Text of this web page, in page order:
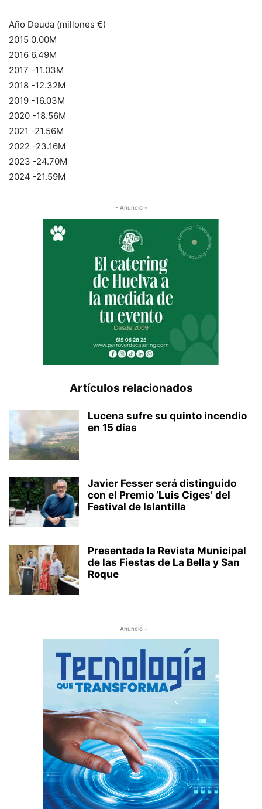
Año Deuda (millones €)
2015 0.00M
2016 6.49M
2017 -11.03M
2018 -12.32M
2019 -16.03M
2020 -18.56M
2021 -21.56M
2022 -23.16M
2023 -24.70M
2024 -21.59M
- Anuncio -
Artículos relacionados
Lucena sufre su quinto incendio
en 15 días
Javier Fesser será distinguido
con el Premio ‘Luis Ciges’ del
Festival de Islantilla
Presentada la Revista Municipal
de las Fiestas de La Bella y San
Roque
- Anuncio -